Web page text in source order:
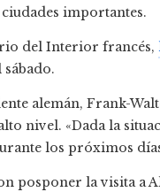
importantes.
del Interior francés,
alemán, Frank-
nivel. «Dada la
los próximos
posponer la visita a